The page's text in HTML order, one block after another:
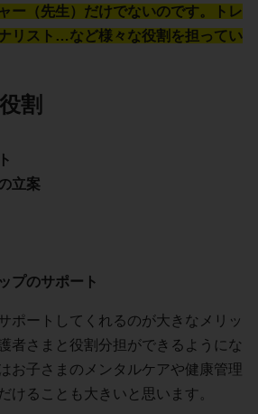
ー（先生）だけでないのです。トレ
リスト…など様々な役割を担ってい
割
立案
プのサポート
ポートしてくれるのが大きなメリッ
者さまと役割分担ができるようにな
お子さまのメンタルケアや健康管理
けることも大きいと思います。